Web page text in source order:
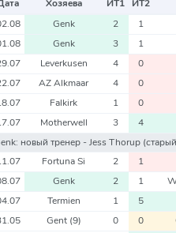
Хозяева ИТ1 ИТ2
Genk 2 1
Genk 3 1
Leverkusen 4 0
AZ Alkmaar 4 0
Falkirk 1 0
Motherwell 3 4
новый тренер - Jess Thorup
Fortuna Si 2 1
Genk 2 1
Termien 1 5
Gent (9) 0 0